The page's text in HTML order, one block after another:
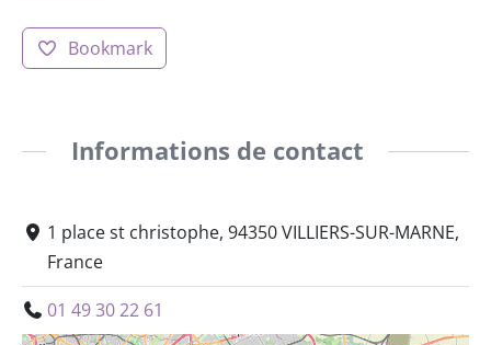
Bookmark
Informations de contact
1 place st christophe, 94350 VILLIERS-SUR-MARNE,
France
01 49 30 22 61